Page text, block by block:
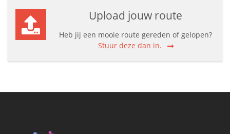
Upload jouw route
Heb jij een mooie route gereden of gelopen?
Stuur deze dan in.